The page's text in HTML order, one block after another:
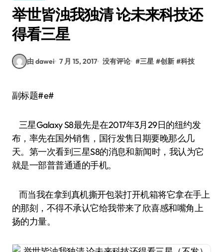
举世皆浊我独清 论未来科技还
得看三星
由 dawei 7 月 15, 2017 没有评论 #三星 #创新 #科技
副标题#e#
三星Galaxy S8最先是在2017年3月29日的纽约发
布，率先在国外销售，国行发售日期要晚那么几
天。第一次看到三星S8的消息和新闻时，我认为它
就是一部普普通通的手机。
而当我在拿到真机撕开包装打开机箱将它拿在手上
的那刻，不得不承认它给我带来了欣喜感和嘴角上
扬的力量。